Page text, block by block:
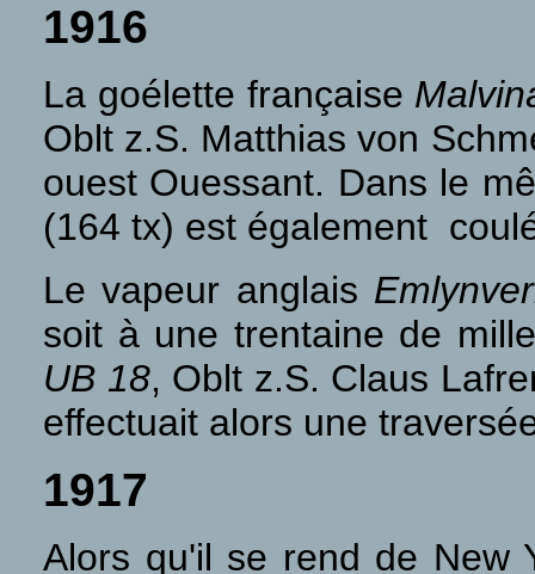
1916
La goélette française
Oblt z.S. Matthias von
ouest Ouessant. Dans le
(164 tx) est également
Le vapeur anglais
soit à une trentaine de
UB 18, Oblt z.S. Claus
effectuait alors une
1917
Alors qu'il se rend de New